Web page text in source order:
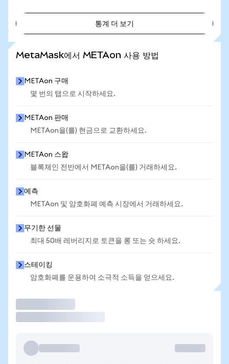
통계 더 보기
MetaMask에서 METAon 사용 방법
METAon 구매
몇 번의 탭으로 시작하세요.
METAon 판매
METAon을(를) 현금으로 교환하세요.
METAon 스왑
블록체인 전반에서 METAon을(를) 거래하세요.
예측
METAon 및 암호화폐 예측 시장에서 거래하세요.
무기한 선물
최대 50배 레버리지로 토큰을 롱 또는 숏 하세요.
스테이킹
암호화폐를 운용하여 소극적 소득을 얻으세요.